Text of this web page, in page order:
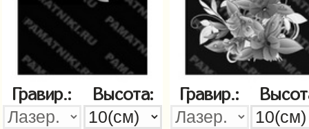
Гравир.: Высота: Гравир.: